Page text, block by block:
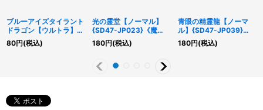
ブルーアイズタイラント
ドラゴン【ウルトラ】
{25LP-JP019}《融合》
80円(税込)
光の霊堂【ノーマル】
{SD47-JP023}《魔
法》
180円(税込)
青眼の精霊龍【ノーマ
ル】{SD47-JP039}
《シンクロ》
180円(税込)